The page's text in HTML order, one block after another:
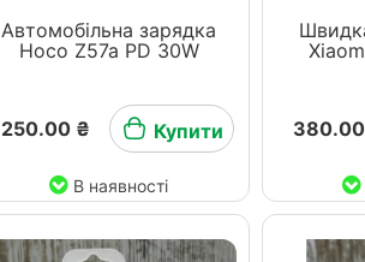
Автомобільна зарядка
Hoco Z57a PD 30W
250.00 ₴ Купити
В наявності